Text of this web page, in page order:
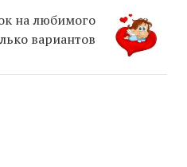
на любимого
вариантов